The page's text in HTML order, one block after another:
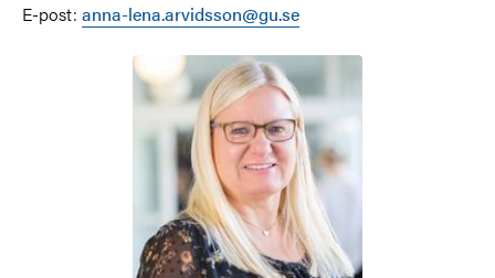
E-post: anna-lena.arvidsson@gu.se